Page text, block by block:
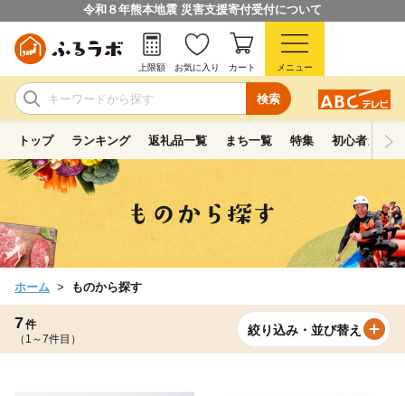
令和８年熊本地震 災害支援寄付受付について
検索
上限額 お気に入り カート メニュー
トップ ランキング 返礼品一覧 まち一覧 特集 初心者ガイド
ホーム ものから探す
7件
（1～7件目）
絞り込み・並び替え